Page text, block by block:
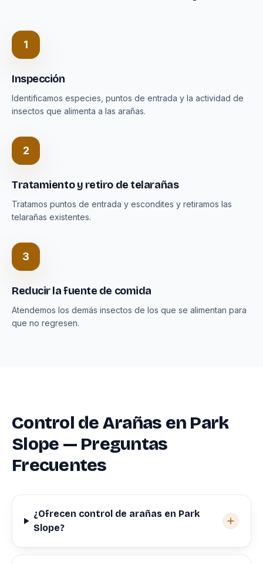
1
Inspección
Identificamos especies, puntos de entrada y la actividad de
insectos que alimenta a las arañas.
2
Tratamiento y retiro de telarañas
Tratamos puntos de entrada y escondites y retiramos las
telarañas existentes.
3
Reducir la fuente de comida
Atendemos los demás insectos de los que se alimentan para
que no regresen.
Control de Arañas en Park
Slope — Preguntas
Frecuentes
¿Ofrecen control de arañas en Park
Slope?